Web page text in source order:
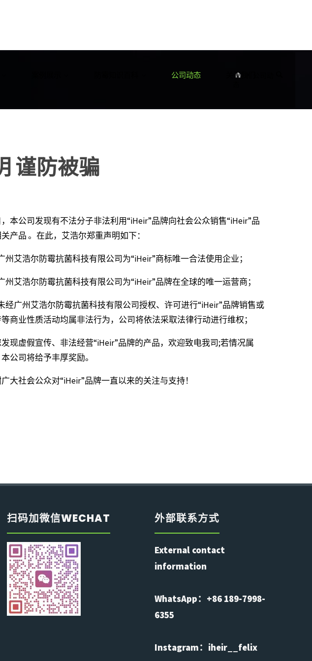
公司动态 关于我们
谨防被骗
本公司发现有不法分子非法利用“iHeir”品牌向社会公众销售“iHeir”品
产品 。在此，艾浩尔郑重声明如下：
州艾浩尔防霉抗菌科技有限公司为“iHeir”商标唯一合法使用企业；
州艾浩尔防霉抗菌科技有限公司为“iHeir”品牌在全球的唯一运营商；
经广州艾浩尔防霉抗菌科技有限公司授权、许可进行“iHeir”品牌销售或
商业性质活动均属非法行为，公司将依法采取法律行动进行维权；
现虚假宣传、非法经营“iHeir”品牌的产品，欢迎致电我司;若情况属
公司将给予丰厚奖励。
大社会公众对“iHeir”品牌一直以来的关注与支持！
扫码加微信WECHAT 外部联系方式
External contact
information
WhatsApp：+86 189-7998-
6355
Instagram：iheir__felix